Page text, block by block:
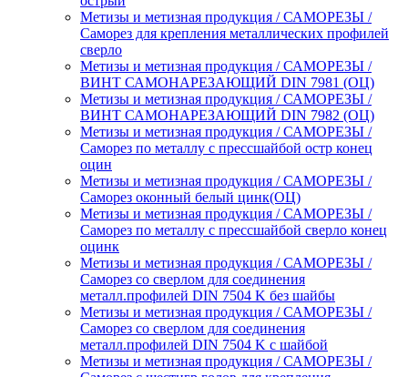
Метизы и метизная продукция / САМОРЕЗЫ /
Саморез для крепления металлических профилей
сверло
Метизы и метизная продукция / САМОРЕЗЫ /
ВИНТ САМОНАРЕЗАЮЩИЙ DIN 7981 (ОЦ)
Метизы и метизная продукция / САМОРЕЗЫ /
ВИНТ САМОНАРЕЗАЮЩИЙ DIN 7982 (ОЦ)
Метизы и метизная продукция / САМОРЕЗЫ /
Саморез по металлу с прессшайбой остр конец
оцин
Метизы и метизная продукция / САМОРЕЗЫ /
Саморез оконный белый цинк(ОЦ)
Метизы и метизная продукция / САМОРЕЗЫ /
Саморез по металлу с прессшайбой сверло конец
оцинк
Метизы и метизная продукция / САМОРЕЗЫ /
Саморез со сверлом для соединения
металл.профилей DIN 7504 K без шайбы
Метизы и метизная продукция / САМОРЕЗЫ /
Саморез со сверлом для соединения
металл.профилей DIN 7504 K с шайбой
Метизы и метизная продукция / САМОРЕЗЫ /